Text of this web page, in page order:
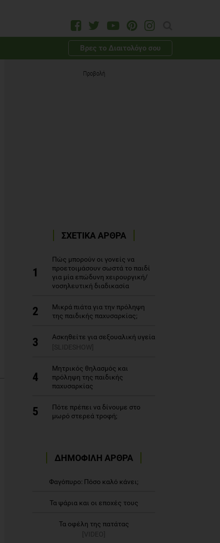
Βρες το Διαιτολόγο σου
Προβολή
ΣΧΕΤΙΚΑ ΑΡΘΡΑ
1
Πώς μπορούν οι γονείς να
προετοιμάσουν σωστά το παιδί
για μία επώδυνη χειρουργική/
νοσηλευτική διαδικασία
2
Μικρά πιάτα για την πρόληψη
της παιδικής παχυσαρκίας;
3
Ασκηθείτε για σεξουαλική υγεία
[SLIDESHOW]
4
Μητρικός θηλασμός και
πρόληψη της παιδικής
παχυσαρκίας
5
Πότε πρέπει να δίνουμε στο
μωρό στερεά τροφή;
ΔΗΜΟΦΙΛΗ ΑΡΘΡΑ
Φαγόπυρο: Πόσο καλό κάνει;
Τα ψάρια και οι εποχές τους
Τα οφέλη της πατάτας
[VIDEO]